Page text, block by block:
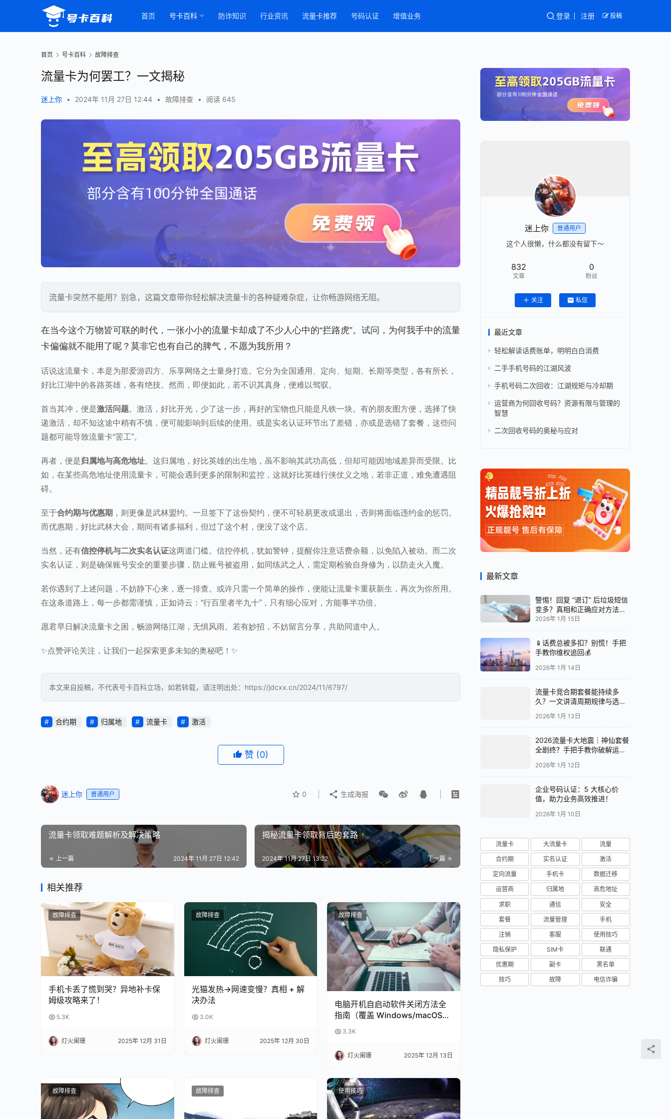
首页 号卡百科 防诈知识 行业资讯 流量卡推荐 号码认证 增值业务 登录 注册 投稿
首页 号卡百科 故障排查
流量卡为何罢工？一文揭秘
迷上你 • 2024年 11月 27日 12:44 • 故障排查 • 阅读 645
流量卡突然不能用？别急，这篇文章带你轻松解决流量卡的各种疑难杂症，让你畅游网络无阻。
在当今这个万物皆可联的时代，一张小小的流量卡却成了不少人心中的“拦路虎”。试问，为何我手中的流量
卡偏偏就不能用了呢？莫非它也有自己的脾气，不愿为我所用？
话说这流量卡，本是为那爱游四方、乐享网络之士量身打造。它分为全国通用、定向、短期、长期等类型，各有所长，
好比江湖中的各路英雄，各有绝技。然而，即便如此，若不识其真身，便难以驾驭。
首当其冲，便是激活问题。激活，好比开光，少了这一步，再好的宝物也只能是凡铁一块。有的朋友图方便，选择了快
递激活，却不知这途中稍有不慎，便可能影响到后续的使用。或是实名认证环节出了差错，亦或是选错了套餐，这些问
题都可能导致流量卡“罢工”。
再者，便是归属地与高危地址。这归属地，好比英雄的出生地，虽不影响其武功高低，但却可能因地域差异而受限。比
如，在某些高危地址使用流量卡，可能会遇到更多的限制和监控，这就好比英雄行侠仗义之地，若非正道，难免遭遇阻
碍。
至于合约期与优惠期 ，则更像是武林盟约。一旦签下了这份契约，便不可轻易更改或退出，否则将面临违约金的惩罚。
而优惠期，好比武林大会，期间有诸多福利，但过了这个村，便没了这个店。
当然，还有信控停机与二次实名认证这两道门槛。信控停机，犹如警钟，提醒你注意话费余额，以免陷入被动。而二次
实名认证，则是确保账号安全的重要步骤，防止账号被盗用，如同练武之人，需定期检验自身修为，以防走火入魔。
若你遇到了上述问题，不妨静下心来，逐一排查。或许只需一个简单的操作，便能让流量卡重获新生，再次为你所用。
在这条道路上，每一步都需谨慎，正如诗云：“行百里者半九十”，只有细心应对，方能事半功倍。
愿君早日解决流量卡之困，畅游网络江湖，无惧风雨。若有妙招，不妨留言分享，共助同道中人。
✨点赞评论关注，让我们一起探索更多未知的奥秘吧！✨
本文来自投稿，不代表号卡百科立场，如若转载，请注明出处：https://jdcxx.cn/2024/11/6797/
合约期 归属地 流量卡 激活
赞 (0)
迷上你 普通用户 0 生成海报
流量卡领取难题解析及解决策略
上一篇 2024年 11月 27日 12:42
揭秘流量卡领取背后的套路
下一篇
2024年 11月 27日 13:22
相关推荐
故障排查
手机卡丢了慌到哭？异地补卡保
姆级攻略来了！
5.3K
灯火阑珊 2025年 12月 31日
故障排查
光猫发热→网速变慢？真相 + 解
决办法
3.0K
灯火阑珊 2025年 12月 30日
故障排查
电脑开机自启动软件关闭方法全
指南（覆盖 Windows/macOS，
3.3K
灯火阑珊 2025年 12月 13日
故障排查 故障排查 使用技巧
迷上你 普通用户
这个人很懒，什么都没有留下～
832
文章
0
粉丝
关注 私信
最近文章
轻松解读话费账单，明明白白消费
二手手机号码的江湖风波
手机号码二次回收：江湖规矩与冷却期
运营商为何回收号码？资源有限与管理的
智慧
二次回收号码的奥秘与应对
最新文章
警惕！回复 “退订” 后垃圾短信
变多？真相和正确应对方法都
在这
2026年 1月 15日
📱话费总被多扣？别慌！手把
手教你维权追回💰
2026年 1月 14日
流量卡竞合期套餐能持续多
久？一文讲清周期规律与选卡
全剧终？手把手教你破解运营
商“合谋”内幕！📱💥
值，助力业务高效推进！
流量卡 大流量卡 流量
合约期 实名认证 激活
定向流量 手机卡 数据迁移
运营商 归属地 高危地址
求职 通信 安全
套餐 流量管理 手机
注销 客服 使用技巧
隐私保护 SIM卡 联通
优惠期 副卡 黑名单
技巧 故障 电信诈骗